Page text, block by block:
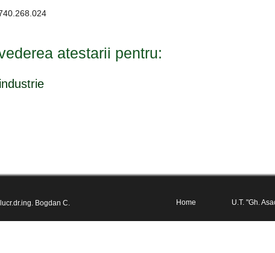
atestarii pentru:
Home U.T. "Gh.
Bogdan C.